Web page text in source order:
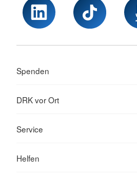
Spenden
DRK vor Ort
Service
Helfen